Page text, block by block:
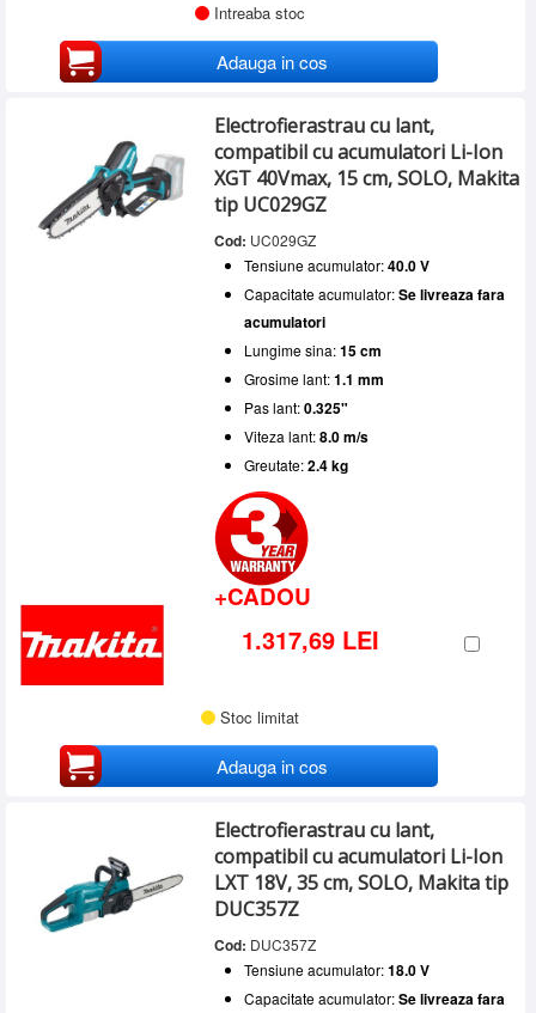
Intreaba stoc
Adauga in cos
Electrofierastrau cu lant,
compatibil cu acumulatori Li-Ion
XGT 40Vmax, 15 cm, SOLO, Makita
tip UC029GZ
Cod: UC029GZ
Tensiune acumulator:40.0 V
Capacitate acumulator:Se livreaza fara
acumulatori
Lungime sina:15 cm
Grosime lant:1.1 mm
Pas lant:0.325"
Viteza lant:8.0 m/s
Greutate:2.4 kg
+CADOU
1.317,69 LEI
Stoc limitat
Adauga in cos
Electrofierastrau cu lant,
compatibil cu acumulatori Li-Ion
LXT 18V, 35 cm, SOLO, Makita tip
DUC357Z
Cod: DUC357Z
Tensiune acumulator:18.0 V
Capacitate acumulator:Se livreaza fara